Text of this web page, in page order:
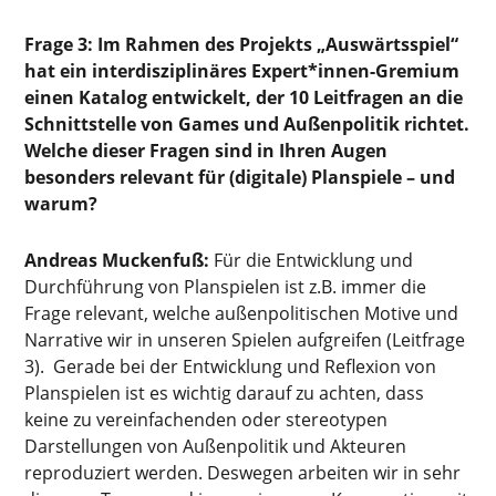
Frage 3: Im Rahmen des Projekts „Auswärtsspiel“
hat ein interdisziplinäres Expert*innen-Gremium
einen Katalog entwickelt, der 10 Leitfragen an die
Schnittstelle von Games und Außenpolitik richtet.
Welche dieser Fragen sind in Ihren Augen
besonders relevant für (digitale) Planspiele – und
warum?
Andreas Muckenfuß: Für die Entwicklung und
Durchführung von Planspielen ist z.B. immer die
Frage relevant, welche außenpolitischen Motive und
Narrative wir in unseren Spielen aufgreifen (Leitfrage
3). Gerade bei der Entwicklung und Reflexion von
Planspielen ist es wichtig darauf zu achten, dass
keine zu vereinfachenden oder stereotypen
Darstellungen von Außenpolitik und Akteuren
reproduziert werden. Deswegen arbeiten wir in sehr